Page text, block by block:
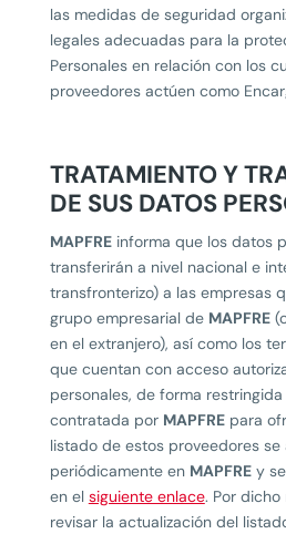
las medidas de seguridad
legales adecuadas para la
Personales en relación con los
proveedores actúen como
TRATAMIENTO Y
DE SUS DATOS
MAPFREinforma que los datos
transferirán a nivel nacional e
transfronterizo) a las empresas
grupo empresarial de MAPFRE
en el extranjero), así como los
que cuentan con acceso
personales, de forma
contratada por MAPFREpara
listado de estos proveedores se
periódicamente en MAPFREy
en el siguiente enlace. Por dicho
revisar la actualización del